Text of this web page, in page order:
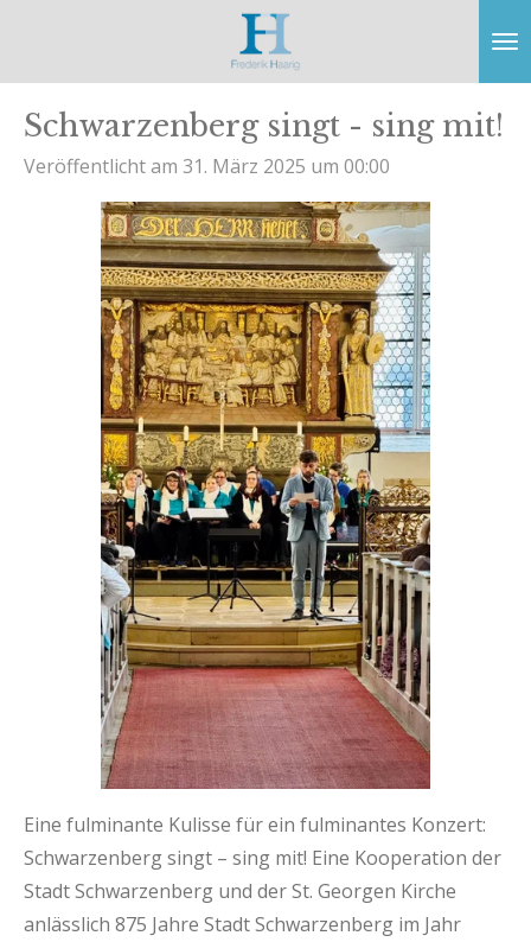
Schwarzenberg singt - sing mit!
Veröffentlicht am 31. März 2025 um 00:00
Eine fulminante Kulisse für ein fulminantes Konzert:
Schwarzenberg singt – sing mit! Eine Kooperation der
Stadt Schwarzenberg und der St. Georgen Kirche
anlässlich 875 Jahre Stadt Schwarzenberg im Jahr